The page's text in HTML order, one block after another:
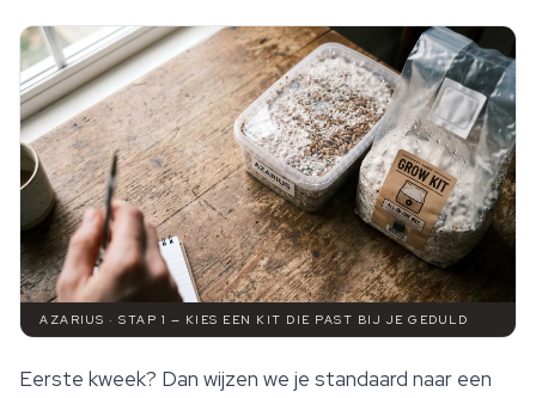
AZARIUS · STAP 1 — KIES EEN KIT DIE PAST BIJ JE GEDULD
Eerste kweek? Dan wijzen we je standaard naar een